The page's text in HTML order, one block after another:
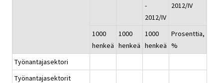
-
2012/IV
2012/IV
1000
henkeä
1000
henkeä
1000
henkeä
Prosenttia,
%
Työnantajasektori
Työnantajasektorit